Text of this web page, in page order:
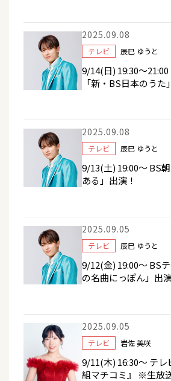
2025.09.08
テレビ 辰巳 ゆうと
9/14(日) 19:30～
「新・BS日本のうた
2025.09.08
テレビ 辰巳 ゆうと
9/13(土) 19:00～ BS
ある」出演！
2025.09.05
テレビ 辰巳 ゆうと
9/12(金) 19:00～ BS
の名曲にっぽん」出
2025.09.05
テレビ 岩佐 美咲
9/11(木) 16:30～ テ
組マチコミ』 ※生放